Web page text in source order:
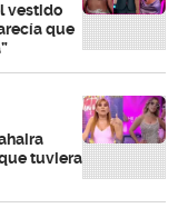
vestido
que
tuviera